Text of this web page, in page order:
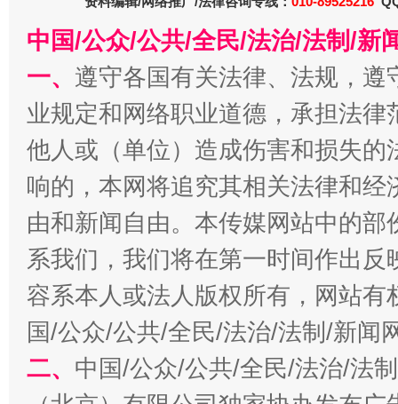
在谋一域中谋全局
习近平的博鳌关键词
魏明亮
中国/公众/公共/全民/法治/法制/新
一、 遵守各国有关法律、法规，
业规定和网络职业道德，承担法
他人或（单位）造成伤害和损失
响的，本网将追究其相关法律和
由和新闻自由。本传媒网站中的
系我们，我们将在第一时间作出
容系本人或法人版权所有，网站
国/公众/公共/全民/法治/法制/新闻
二、 中国/公众/公共/全民/法治/法